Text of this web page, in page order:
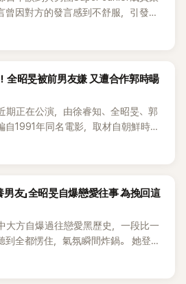
曾因對方的發言感到不舒服，引發粉
貌」。 全昭旻24日與演員金度延一同
否就展現與眾不同的才藝。 對此，全
很突出，「他在國小時期就很有人
之後在電視台重逢時，卻出現讓她不
遇到本來很開心，但他用我已經不記
為名字「全昭旻」，同學一開始叫「全
「젖소（乳牛）」。 她直言：「真的覺
言曝光後，不僅聽眾，連銀赫的粉絲也
旻一定很不舒服」、「銀赫講話可能要
事實上，兩人的同學情誼過去就曾
在綜藝節目《Running Man》中與銀
連忙否認，並笑說「他那時真的很有
全昭旻被前男友嫌 又遭合作郭時暘
期正在公演，由徐睿知、全昭旻、郭
自1991年同名電影，取材自朝鮮時代
首位女高音尹心德與劇作家金祐鎮，
播完就掀起話題——全昭旻情緒大開，
喊出「可以把攝影機關掉嗎？」場面
目中安排2對2聯誼橋段，主持群卓
智狂拱兩人擦出火花。因為《死之詠
，主持人順勢問到：「願意為愛情付
「命不行。」相當理性。郭時暘則回
男友」全昭旻自爆戀愛往事 為挽回這
大方自爆過往戀愛黑歷史，一段比一
到全都愣住，氣氛瞬間炸鍋。 她登上
但是真的！》（《아니 근데 진